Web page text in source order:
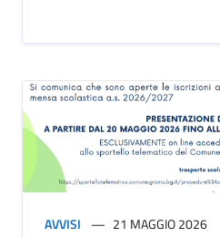
AVVISI 21 MAGGIO 2026